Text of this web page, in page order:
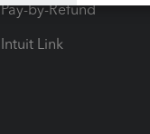
Pay-by-Refund
Intuit Link